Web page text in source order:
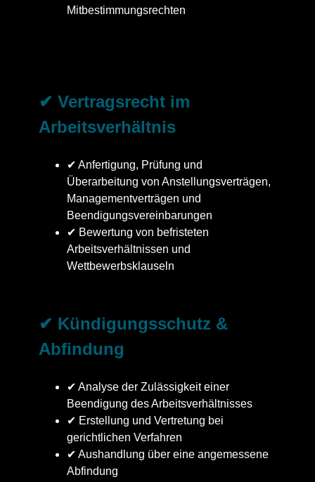
Mitbestimmungsrechten
✔ Vertragsrecht im
Arbeitsverhältnis
✔ Anfertigung, Prüfung und
Überarbeitung von Anstellungsverträgen,
Managementverträgen und
Beendigungsvereinbarungen
✔ Bewertung von befristeten
Arbeitsverhältnissen und
Wettbewerbsklauseln
✔ Kündigungsschutz &
Abfindung
✔ Analyse der Zulässigkeit einer
Beendigung des Arbeitsverhältnisses
✔ Erstellung und Vertretung bei
gerichtlichen Verfahren
✔ Aushandlung über eine angemessene
Abfindung